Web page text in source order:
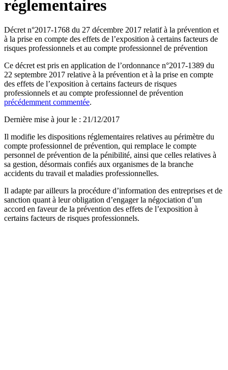
réglementaires
Décret n°2017-1768 du 27 décembre 2017 relatif à la prévention et
à la prise en compte des effets de l’exposition à certains facteurs de
risques professionnels et au compte professionnel de prévention
Ce décret est pris en application de l’ordonnance n°2017-1389 du
22 septembre 2017 relative à la prévention et à la prise en compte
des effets de l’exposition à certains facteurs de risques
professionnels et au compte professionnel de prévention
précédemment commentée.
Dernière mise à jour le : 21/12/2017
Il modifie les dispositions réglementaires relatives au périmètre du
compte professionnel de prévention, qui remplace le compte
personnel de prévention de la pénibilité, ainsi que celles relatives à
sa gestion, désormais confiés aux organismes de la branche
accidents du travail et maladies professionnelles.
Il adapte par ailleurs la procédure d’information des entreprises et de
sanction quant à leur obligation d’engager la négociation d’un
accord en faveur de la prévention des effets de l’exposition à
certains facteurs de risques professionnels.